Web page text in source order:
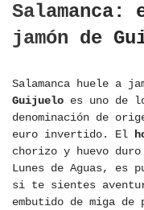
jamón de
Salamanca huele a
Guijuelo es uno de
denominación de
euro invertido. El
chorizo y huevo
Lunes de Aguas, es
si te sientes
embutido de miga